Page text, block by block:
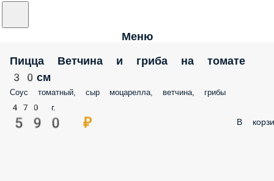
Меню
Пицца Ветчина и гриба на томате
30см
Соус томатный, сыр моцарелла, ветчина, грибы
470 г.
590 ₽ В